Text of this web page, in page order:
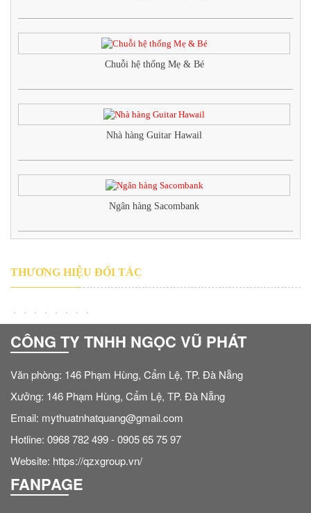
Chuỗi hệ thống Mẹ & Bé
Nhà hàng Guitar Hawail
Ngân hàng Sacombank
THƯƠNG HIỆU ĐỐI TÁC
CÔNG TY TNHH NGỌC VŨ PHÁT
Văn phòng: 146 Phạm Hùng, Cẩm Lệ, TP. Đà Nẵng
Xưởng: 146 Phạm Hùng, Cẩm Lệ, TP. Đà Nẵng
Email: mythuatnhatquang@gmail.com
Hotline: 0968 782 499 - 0905 65 75 97
Website: https://qzxgroup.vn/
FANPAGE